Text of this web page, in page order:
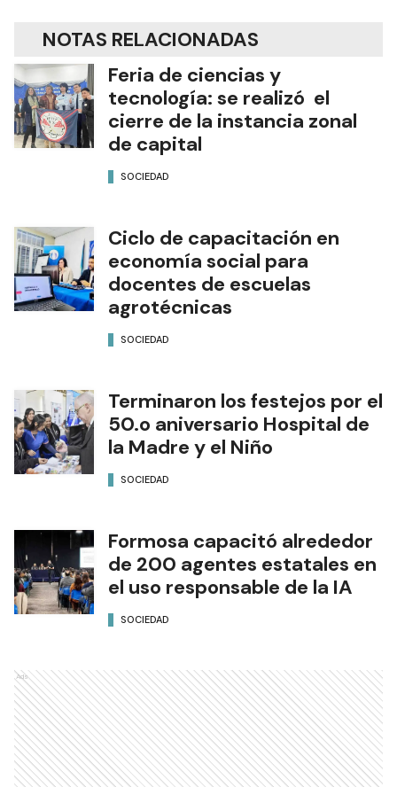
NOTAS RELACIONADAS
Feria de ciencias y
tecnología: se realizó el
cierre de la instancia zonal
de capital
SOCIEDAD
Ciclo de capacitación en
economía social para
docentes de escuelas
agrotécnicas
SOCIEDAD
Terminaron los festejos por el
50.o aniversario Hospital de
la Madre y el Niño
SOCIEDAD
Formosa capacitó alrededor
de 200 agentes estatales en
el uso responsable de la IA
SOCIEDAD
Ads